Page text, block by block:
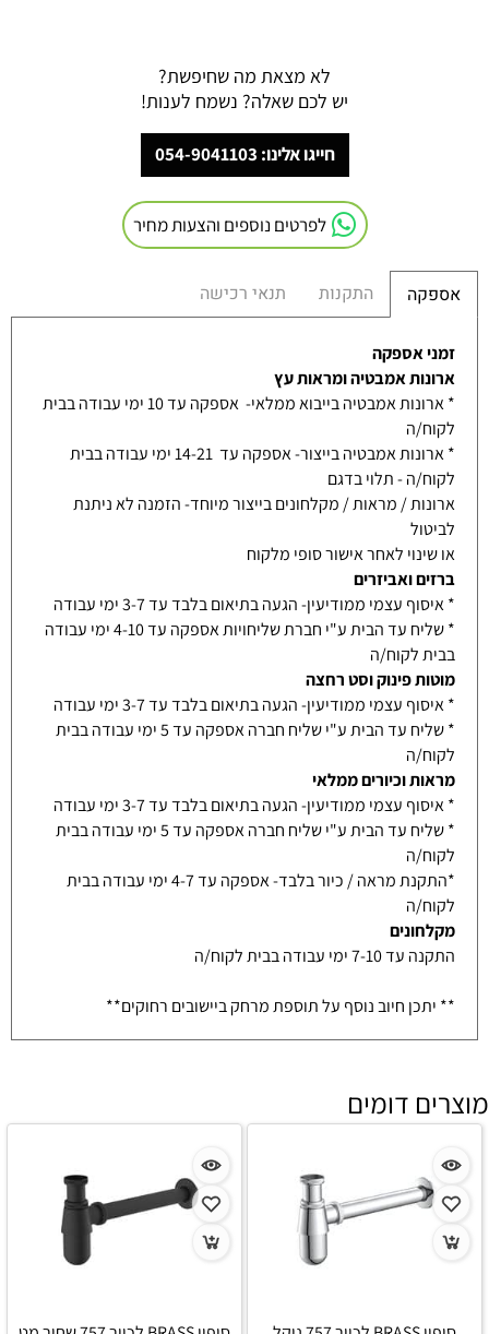
לא מצאת מה שחיפשת?
יש לכם שאלה? נשמח לענות!
חייגו אלינו: 054-9041103
לפרטים נוספים והצעות מחיר
אספקה התקנות תנאי רכישה
זמני אספקה
ארונות אמבטיה ומראות עץ
* ארונות אמבטיה בייבוא ממלאי- אספקה עד 10 ימי עבודה בבית
לקוח/ה
* ארונות אמבטיה בייצור- אספקה עד 14-21 ימי עבודה בבית
לקוח/ה - תלוי בדגם
ארונות / מראות / מקלחונים בייצור מיוחד- הזמנה לא ניתנת
לביטול
או שינוי לאחר אישור סופי מלקוח
ברזים ואביזרים
* איסוף עצמי ממודיעין- הגעה בתיאום בלבד עד 3-7 ימי עבודה
* שליח עד הבית ע"י חברת שליחויות אספקה עד 4-10 ימי עבודה
בבית לקוח/ה
מוטות פינוק וסט רחצה
* איסוף עצמי ממודיעין- הגעה בתיאום בלבד עד 3-7 ימי עבודה
* שליח עד הבית ע"י שליח חברה אספקה עד 5 ימי עבודה בבית
לקוח/ה
מראות וכיורים ממלאי
* איסוף עצמי ממודיעין- הגעה בתיאום בלבד עד 3-7 ימי עבודה
* שליח עד הבית ע"י שליח חברה אספקה עד 5 ימי עבודה בבית
לקוח/ה
*התקנת מראה / כיור בלבד- אספקה עד 4-7 ימי עבודה בבית
לקוח/ה
מקלחונים
התקנה עד 7-10 ימי עבודה בבית לקוח/ה
** יתכן חיוב נוסף על תוספת מרחק ביישובים רחוקים**
מוצרים דומים